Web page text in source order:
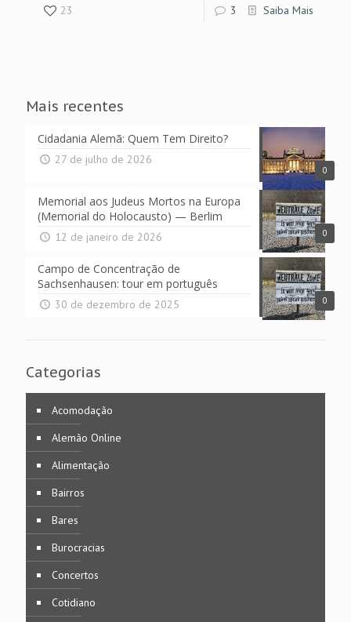
23 3 Saiba Mais
Mais recentes
0
Cidadania Alemã: Quem Tem Direito?
27 de julho de 2026
0
Memorial aos Judeus Mortos na Europa
(Memorial do Holocausto) — Berlim
12 de janeiro de 2026
0
Campo de Concentração de
Sachsenhausen: tour em português
30 de dezembro de 2025
Categorias
Acomodação
Alemão Online
Alimentação
Bairros
Bares
Burocracias
Concertos
Cotidiano